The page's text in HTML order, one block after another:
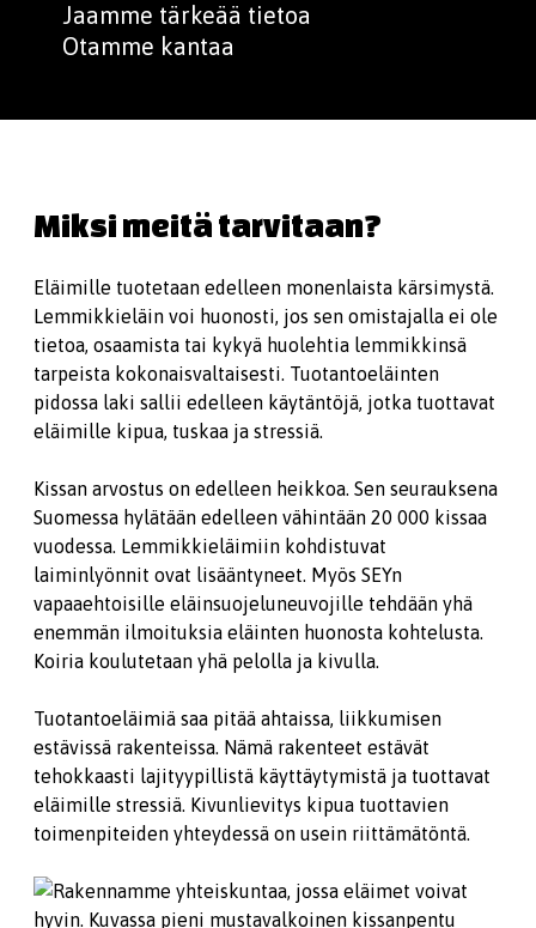
Jaamme tärkeää tietoa
Otamme kantaa
Miksi meitä tarvitaan?
Eläimille tuotetaan edelleen monenlaista kärsimystä.
Lemmikkieläin voi huonosti, jos sen omistajalla ei ole
tietoa, osaamista tai kykyä huolehtia lemmikkinsä
tarpeista kokonaisvaltaisesti. Tuotantoeläinten
pidossa laki sallii edelleen käytäntöjä, jotka tuottavat
eläimille kipua, tuskaa ja stressiä.
Kissan arvostus on edelleen heikkoa. Sen seurauksena
Suomessa hylätään edelleen vähintään 20 000 kissaa
vuodessa. Lemmikkieläimiin kohdistuvat
laiminlyönnit ovat lisääntyneet. Myös SEYn
vapaaehtoisille eläinsuojeluneuvojille tehdään yhä
enemmän ilmoituksia eläinten huonosta kohtelusta.
Koiria koulutetaan yhä pelolla ja kivulla.
Tuotantoeläimiä saa pitää ahtaissa, liikkumisen
estävissä rakenteissa. Nämä rakenteet estävät
tehokkaasti lajityypillistä käyttäytymistä ja tuottavat
eläimille stressiä. Kivunlievitys kipua tuottavien
toimenpiteiden yhteydessä on usein riittämätöntä.